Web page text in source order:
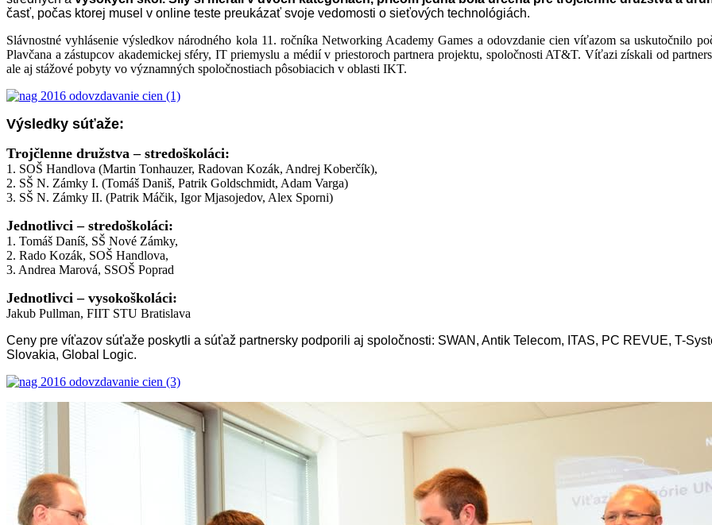
časť, počas ktorej musel v online teste preukázať svoje vedomosti o sieťových technológiách.
Slávnostné vyhlásenie výsledkov národného kola 11. ročníka Networking Academy Games a odovzdanie cien víťazom sa uskutočnilo
Plavčana a zástupcov akademickej sféry, IT priemyslu a médií v priestoroch partnera projektu, spoločnosti AT&T. Víťazi získali od
ale aj stážové pobyty vo významných spoločnostiach pôsobiacich v oblasti IKT.
Výsledky súťaže:
Trojčlenne družstva – stredoškoláci:
1. SOŠ Handlova (Martin Tonhauzer, Radovan Kozák, Andrej Koberčík),
2. SŠ N. Zámky I. (Tomáš Daniš, Patrik Goldschmidt, Adam Varga)
3. SŠ N. Zámky II. (Patrik Máčik, Igor Mjasojedov, Alex Sporni)
Jednotlivci – stredoškoláci:
1. Tomáš Daníš, SŠ Nové Zámky,
2. Rado Kozák, SOŠ Handlova,
3. Andrea Marová, SSOŠ Poprad
Jednotlivci – vysokoškoláci:
Jakub Pullman, FIIT STU Bratislava
Ceny pre víťazov súťaže poskytli a súťaž partnersky podporili aj spoločnosti: SWAN, Antik Telecom, ITAS, PC REVUE, T-
Slovakia, Global Logic.